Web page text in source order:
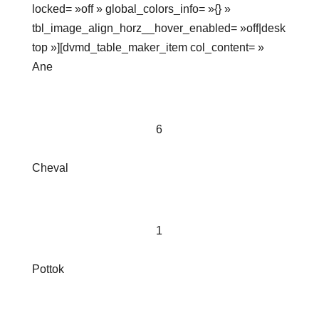
locked= »off » global_colors_info= »{} »
tbl_image_align_horz__hover_enabled= »off|desk
top »][dvmd_table_maker_item col_content= »
Ane
6
Cheval
1
Pottok